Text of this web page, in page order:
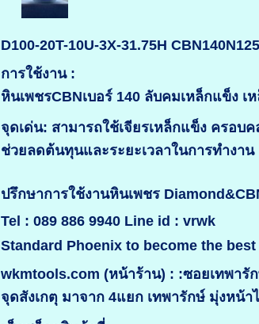
D100-20T-10U-3X-31.75H CBN140N125
การใช้งาน :
หินเพชรCBNเบอร์ 140 ลับคมเหล็กแข็ง เ
จุดเด่น: สามารถใช้เจียรเหล็กแข็ง ครอบ
ช่วยลดต้นทุนและระยะเวลาในการทำงาน
ปรึกษาการใช้งานหินเพชร
Tel : 089 886 9940 Line id : vrwk
Standard Phoenix to become the best
wkmtools.com (หน้าร้าน) : :ซอยเทพารั
จุดสังเกตุ มาจาก 4แยก เทพารักษ์ มุ่งห